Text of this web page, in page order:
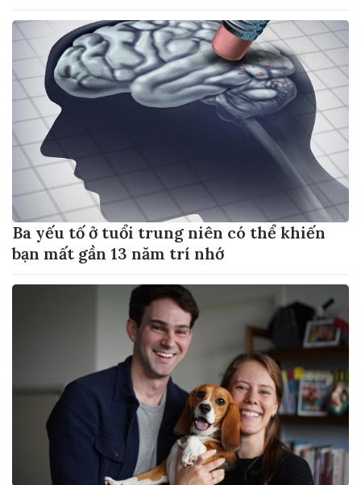
Ba yếu tố ở tuổi trung niên có thể khiến
bạn mất gần 13 năm trí nhớ